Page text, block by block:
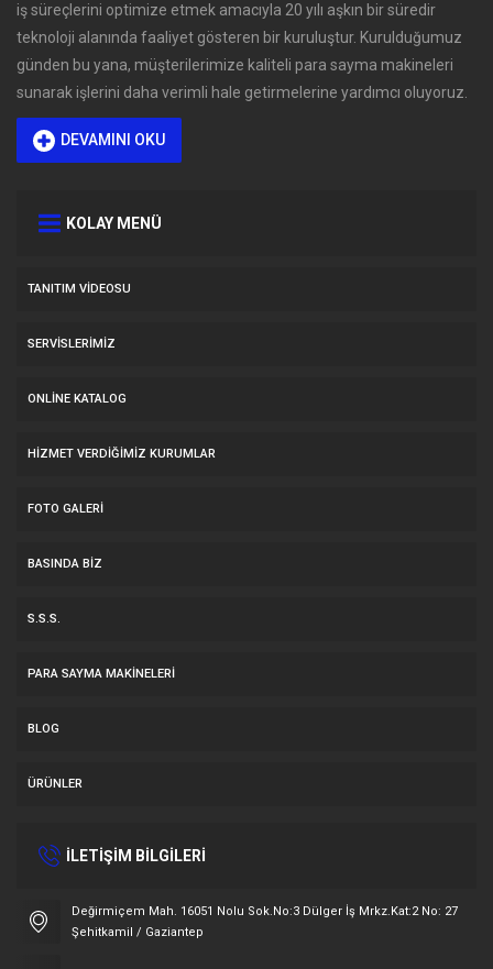
iş süreçlerini optimize etmek amacıyla 20 yılı aşkın bir süredir
teknoloji alanında faaliyet gösteren bir kuruluştur. Kurulduğumuz
günden bu yana, müşterilerimize kaliteli para sayma makineleri
sunarak işlerini daha verimli hale getirmelerine yardımcı oluyoruz.
DEVAMINI OKU
KOLAY MENÜ
TANITIM VIDEOSU
SERVİSLERİMİZ
ONLINE KATALOG
HİZMET VERDİĞİMİZ KURUMLAR
FOTO GALERI
BASINDA BIZ
S.S.S.
PARA SAYMA MAKİNELERİ
BLOG
ÜRÜNLER
İLETİŞİM BİLGİLERİ
Değirmiçem Mah. 16051 Nolu Sok.No:3 Dülger İş Mrkz.Kat:2 No: 27
Şehitkamil / Gaziantep
Müşteri Temsilcisi